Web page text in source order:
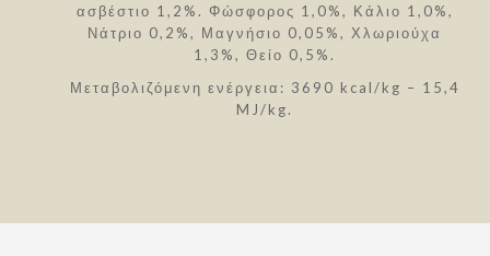
ασβέστιο 1,2%. Φώσφορος 1,0%, Κάλιο 1,0%,
Νάτριο 0,2%, Μαγνήσιο 0,05%, Χλωριούχα
1,3%, Θείο 0,5%.
Μεταβολιζόμενη ενέργεια: 3690 kcal/kg – 15,4
MJ/kg.